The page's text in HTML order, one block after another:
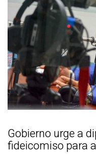
Gobierno urge a
fideicomiso para